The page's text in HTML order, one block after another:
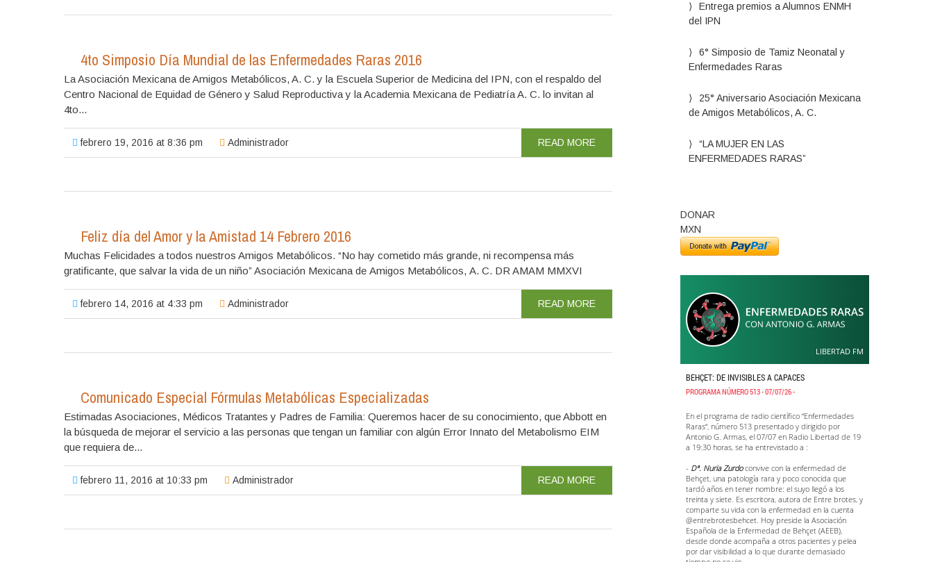
4to Simposio Día Mundial de las Enfermedades Raras 2016
La Asociación Mexicana de Amigos Metabólicos, A. C. y la Escuela Superior de Medicina del IPN, con el respaldo del
Centro Nacional de Equidad de Género y Salud Reproductiva y la Academia Mexicana de Pediatría A. C. lo invitan al
4to...
febrero 19, 2016 at 8:36 pm Administrador READ MORE
Feliz día del Amor y la Amistad 14 Febrero 2016
Muchas Felicidades a todos nuestros Amigos Metabólicos. “No hay cometido más grande, ni recompensa más
gratificante, que salvar la vida de un niño” Asociación Mexicana de Amigos Metabólicos, A. C. DR AMAM MMXVI
febrero 14, 2016 at 4:33 pm Administrador READ MORE
Comunicado Especial Fórmulas Metabólicas Especializadas
Estimadas Asociaciones, Médicos Tratantes y Padres de Familia: Queremos hacer de su conocimiento, que Abbott en
la búsqueda de mejorar el servicio a las personas que tengan un familiar con algún Error Innato del Metabolismo EIM
que requiera de...
febrero 11, 2016 at 10:33 pm Administrador READ MORE
Entrega premios a Alumnos ENMH
del IPN
6° Simposio de Tamiz Neonatal y
Enfermedades Raras
25° Aniversario Asociación Mexicana
de Amigos Metabólicos, A. C.
“LA MUJER EN LAS
ENFERMEDADES RARAS”
DONAR
MXN